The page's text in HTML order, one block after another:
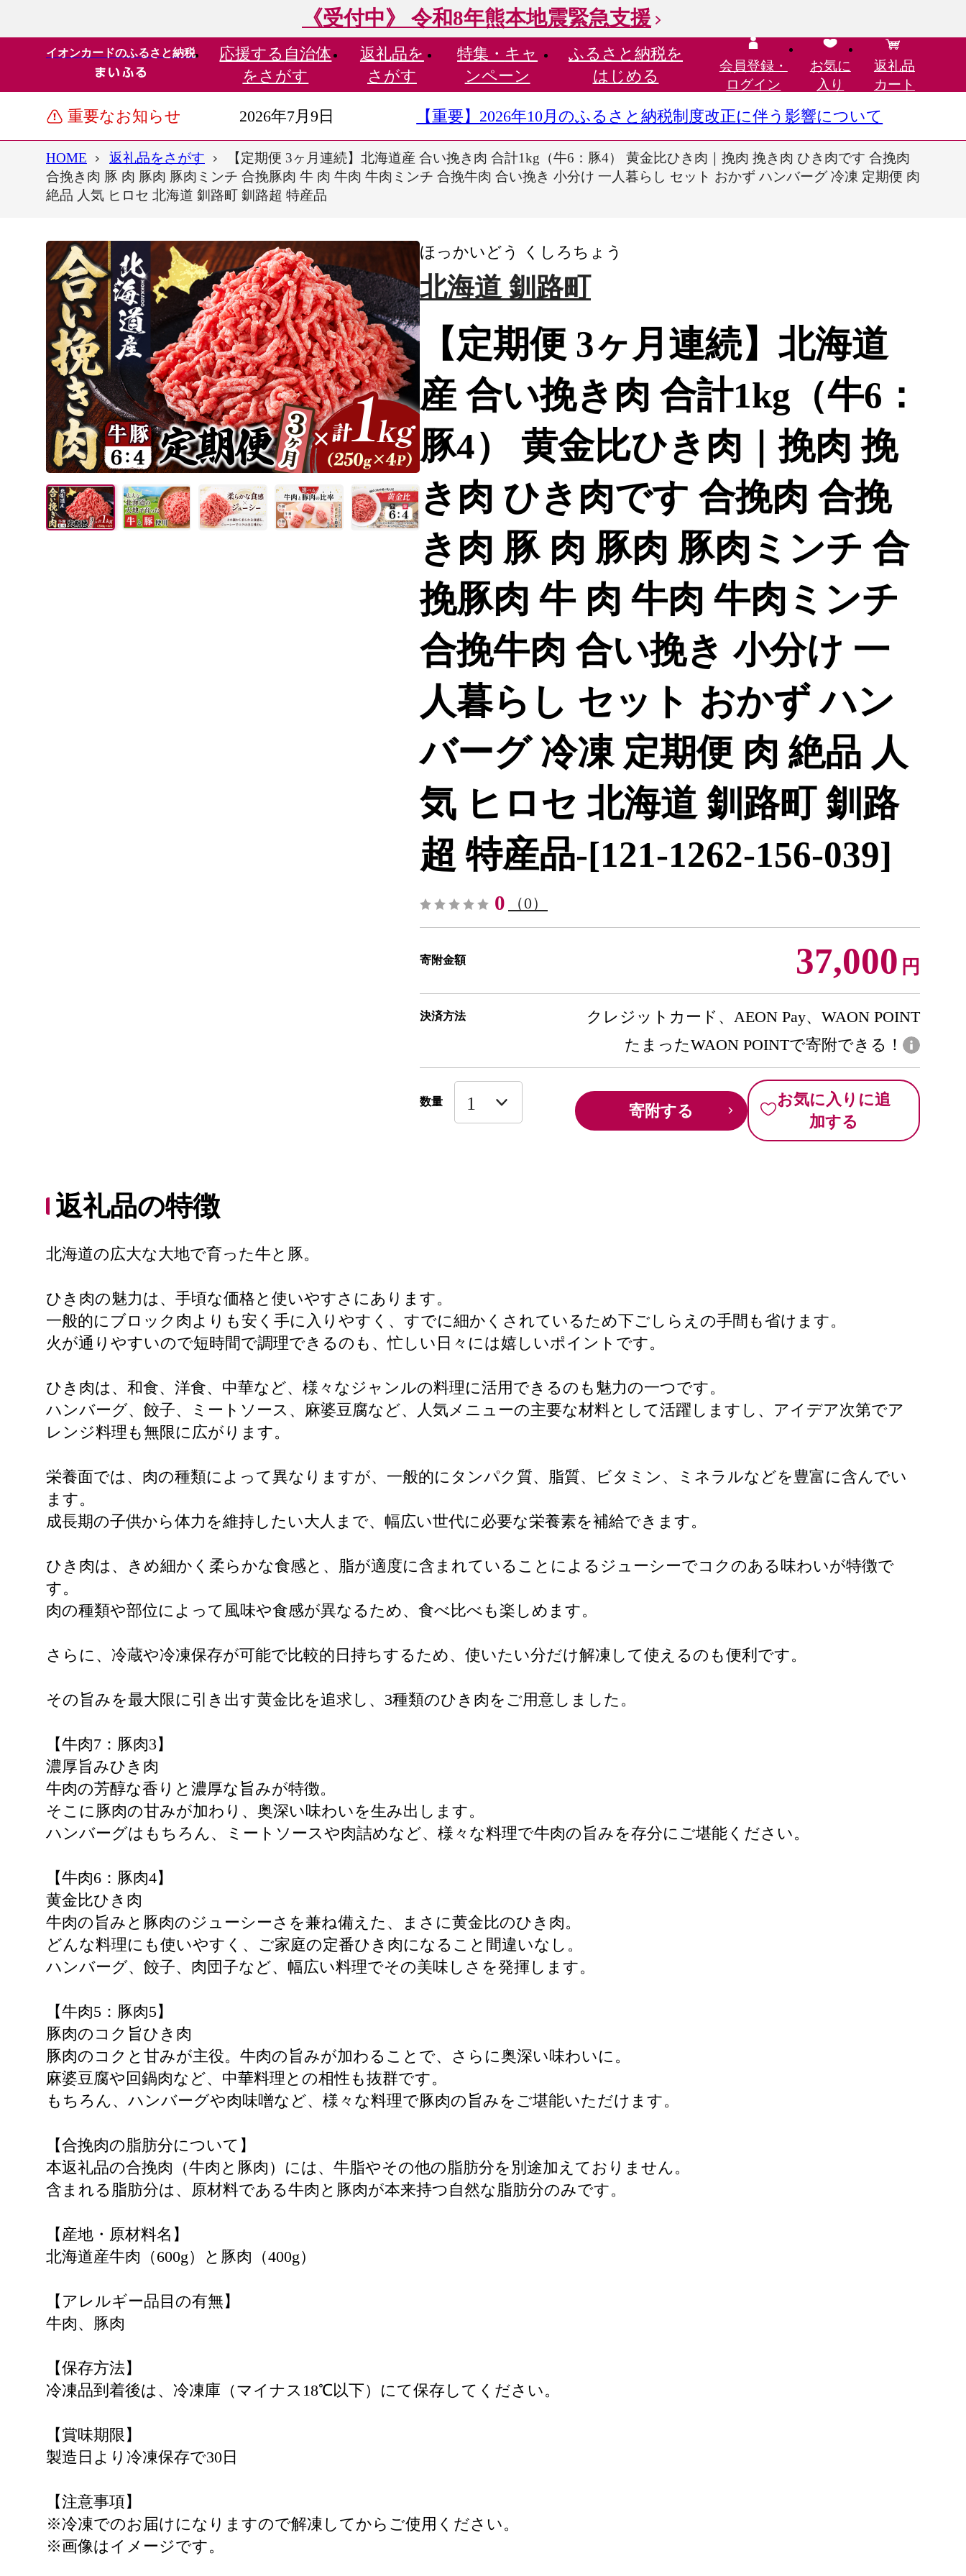
《受付中》 令和8年熊本地震緊急支援
イオンカードのふるさと納税 応援する 自治体
をさがす
返礼品を
さがす
特集・ キャ
ンペーン
ふるさと納税を
はじめる
会員登録・
ログイン
お気に
入り
返礼品
カート
重要なお知らせ 2026年7月9日 【重要】2026年10月のふるさと納税制度改正に伴う影響について
HOME 返礼品をさがす
【定期便 3ヶ月連続】北海道産 合い挽き肉 合計1kg（牛6：豚4） 黄金比ひき肉｜挽肉 挽き肉 ひき肉です 合挽肉
合挽き肉 豚 肉 豚肉 豚肉ミンチ 合挽豚肉 牛 肉 牛肉 牛肉ミンチ 合挽牛肉 合い挽き 小分け 一人暮らし セット おかず ハンバーグ 冷凍 定期便 肉
絶品 人気 ヒロセ 北海道 釧路町 釧路超 特産品
ほっかいどう くしろちょう
北海道 釧路町
【定期便 3ヶ月連続】北海道
産 合い挽き肉 合計1kg（牛6：
豚4） 黄金比ひき肉｜挽肉 挽
き肉 ひき肉です 合挽肉 合挽
き肉 豚 肉 豚肉 豚肉ミンチ 合
挽豚肉 牛 肉 牛肉 牛肉ミンチ
合挽牛肉 合い挽き 小分け 一
人暮らし セット おかず ハン
バーグ 冷凍 定期便 肉 絶品 人
気 ヒロセ 北海道 釧路町 釧路
超 特産品-[121-1262-156-039]
0 （0）
寄附金額 37,000 円
決済方法
クレジットカード、AEON Pay、WAON POINT
たまったWAON POINTで寄附できる！
数量 寄附する
お気に入りに追
加する
返礼品の特徴
北海道の広大な大地で育った牛と豚。
ひき肉の魅力は、手頃な価格と使いやすさにあります。
一般的にブロック肉よりも安く手に入りやすく、すでに細かくされているため下ごしらえの手間も省けます。
火が通りやすいので短時間で調理できるのも、忙しい日々には嬉しいポイントです。
ひき肉は、和食、洋食、中華など、様々なジャンルの料理に活用できるのも魅力の一つです。
ハンバーグ、餃子、ミートソース、麻婆豆腐など、人気メニューの主要な材料として活躍しますし、アイデア次第でア
レンジ料理も無限に広がります。
栄養面では、肉の種類によって異なりますが、一般的にタンパク質、脂質、ビタミン、ミネラルなどを豊富に含んでい
ます。
成長期の子供から体力を維持したい大人まで、幅広い世代に必要な栄養素を補給できます。
ひき肉は、きめ細かく柔らかな食感と、脂が適度に含まれていることによるジューシーでコクのある味わいが特徴で
す。
肉の種類や部位によって風味や食感が異なるため、食べ比べも楽しめます。
さらに、冷蔵や冷凍保存が可能で比較的日持ちするため、使いたい分だけ解凍して使えるのも便利です。
その旨みを最大限に引き出す黄金比を追求し、3種類のひき肉をご用意しました。
【牛肉7：豚肉3】
濃厚旨みひき肉
牛肉の芳醇な香りと濃厚な旨みが特徴。
そこに豚肉の甘みが加わり、奥深い味わいを生み出します。
ハンバーグはもちろん、ミートソースや肉詰めなど、様々な料理で牛肉の旨みを存分にご堪能ください。
【牛肉6：豚肉4】
黄金比ひき肉
牛肉の旨みと豚肉のジューシーさを兼ね備えた、まさに黄金比のひき肉。
どんな料理にも使いやすく、ご家庭の定番ひき肉になること間違いなし。
ハンバーグ、餃子、肉団子など、幅広い料理でその美味しさを発揮します。
【牛肉5：豚肉5】
豚肉のコク旨ひき肉
豚肉のコクと甘みが主役。牛肉の旨みが加わることで、さらに奥深い味わいに。
麻婆豆腐や回鍋肉など、中華料理との相性も抜群です。
もちろん、ハンバーグや肉味噌など、様々な料理で豚肉の旨みをご堪能いただけます。
【合挽肉の脂肪分について】
本返礼品の合挽肉（牛肉と豚肉）には、牛脂やその他の脂肪分を別途加えておりません。
含まれる脂肪分は、原材料である牛肉と豚肉が本来持つ自然な脂肪分のみです。
【産地・原材料名】
北海道産牛肉（600g）と豚肉（400g）
【アレルギー品目の有無】
牛肉、豚肉
【保存方法】
冷凍品到着後は、冷凍庫（マイナス18℃以下）にて保存してください。
【賞味期限】
製造日より冷凍保存で30日
【注意事項】
※冷凍でのお届けになりますので解凍してからご使用ください。
※画像はイメージです。